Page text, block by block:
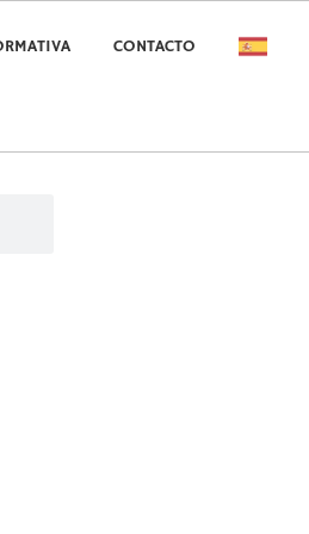
CONTACTO